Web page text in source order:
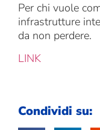
Per chi vuole
infrastrutture
da non perdere.
LINK
Condividi su: